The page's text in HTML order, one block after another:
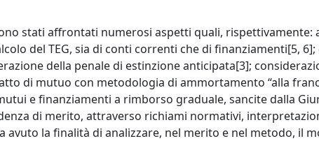
stati affrontati numerosi aspetti quali, rispettivamente:
del TEG, sia di conti correnti che di finanziamenti[5, 6];
della penale di estinzione anticipata[3];
di mutuo con metodologia di ammortamento “alla
e finanziamenti a rimborso graduale, sancite dalla
di merito, attraverso richiami normativi,
la finalità di analizzare, nel merito e nel metodo, il